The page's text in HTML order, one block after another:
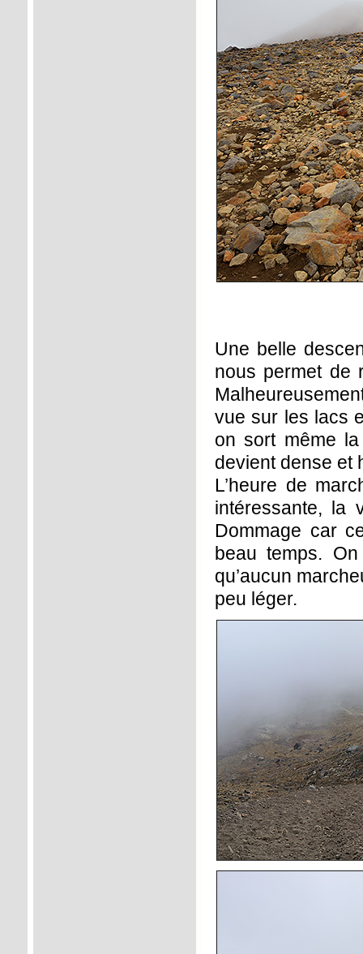
Une belle
nous permet de
vue sur les lacs
on sort même
devient dense et
L’heure de
intéressante, la
Dommage car
beau temps.
qu’aucun
peu léger.